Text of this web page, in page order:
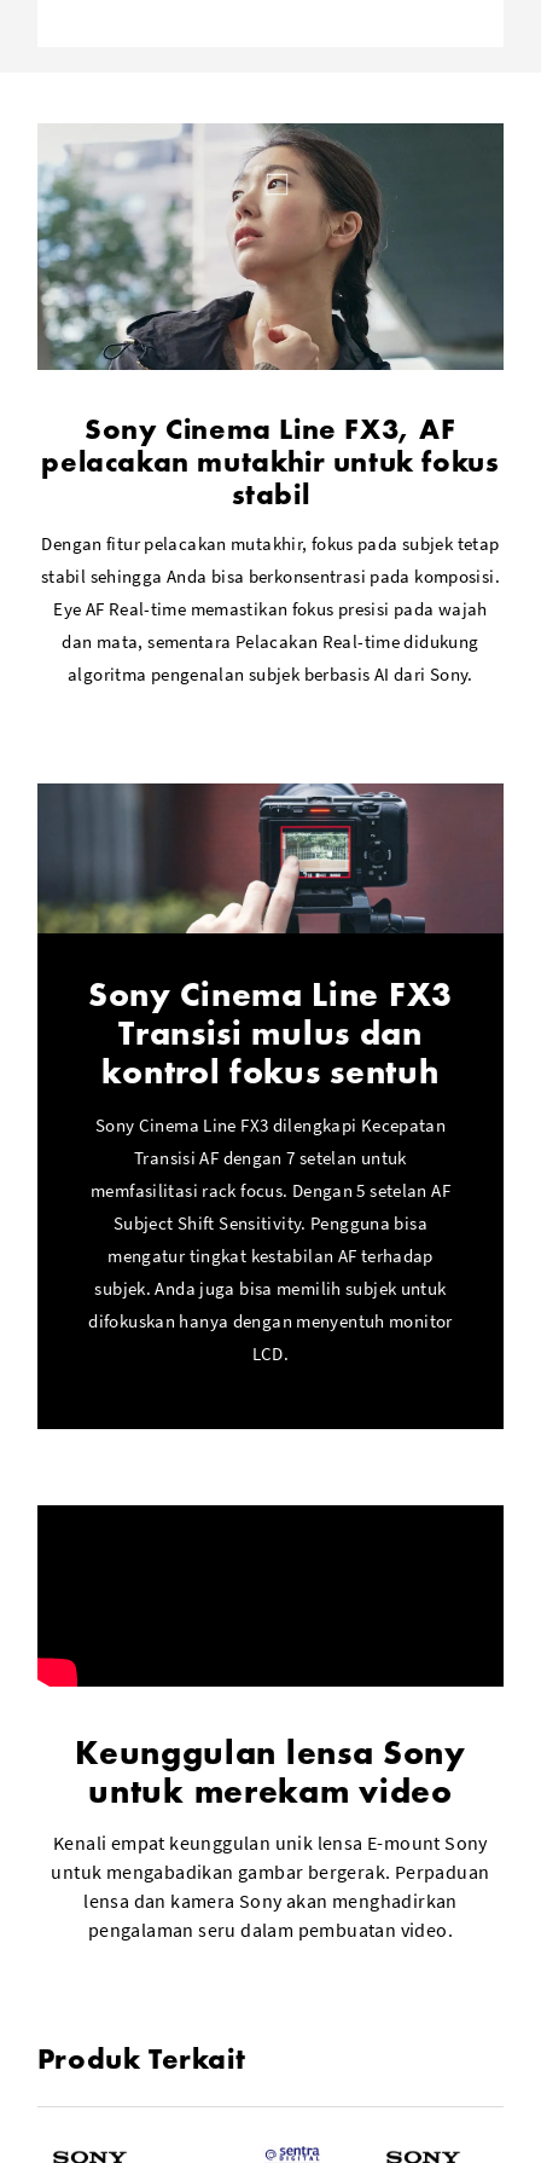
Sony Cinema Line FX3, AF
pelacakan mutakhir untuk fokus
stabil
Dengan fitur pelacakan mutakhir, fokus pada subjek tetap
stabil sehingga Anda bisa berkonsentrasi pada komposisi.
Eye AF Real-time memastikan fokus presisi pada wajah
dan mata, sementara Pelacakan Real-time didukung
algoritma pengenalan subjek berbasis AI dari Sony.
Sony Cinema Line FX3
Transisi mulus dan
kontrol fokus sentuh
Sony Cinema Line FX3 dilengkapi Kecepatan
Transisi AF dengan 7 setelan untuk
memfasilitasi rack focus. Dengan 5 setelan AF
Subject Shift Sensitivity. Pengguna bisa
mengatur tingkat kestabilan AF terhadap
subjek. Anda juga bisa memilih subjek untuk
difokuskan hanya dengan menyentuh monitor
LCD.
Keunggulan lensa Sony
untuk merekam video
Kenali empat keunggulan unik lensa E-mount Sony
untuk mengabadikan gambar bergerak. Perpaduan
lensa dan kamera Sony akan menghadirkan
pengalaman seru dalam pembuatan video.
Produk Terkait